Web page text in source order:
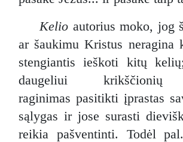
Kelio autorius moko, jog
ar šaukimu Kristus neragina
stengiantis ieškoti kitų
daugeliui
raginimas pasitikti įprastas
sąlygas ir jose surasti
reikia pašventinti. Todėl